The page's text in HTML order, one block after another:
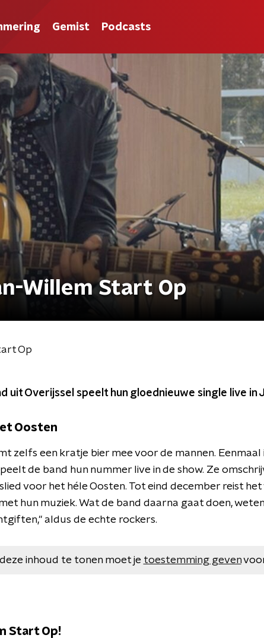
Gemist Podcasts
Willem Start Op
Op
uit Overijssel speelt hun gloednieuwe single live in
Oosten
zelfs een kratje bier mee voor de mannen.
de band hun nummer live in de show. Ze
voor het héle Oosten. Tot eind december reist
hun muziek. Wat de band daarna gaat doen,
aldus de echte rockers.
inhoud te tonen moet je toestemming geven
Start Op!